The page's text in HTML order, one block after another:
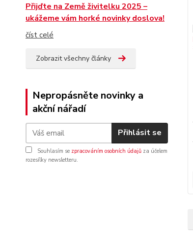
Přijďte na Země živitelku 2025 –
ukážeme vám horké novinky doslova!
číst celé
Zobrazit všechny články
Nepropásněte novinky a
akční nářadí
Přihlásit se
Souhlasím se zpracováním osobních údajů za účelem
rozesílky newsletteru.